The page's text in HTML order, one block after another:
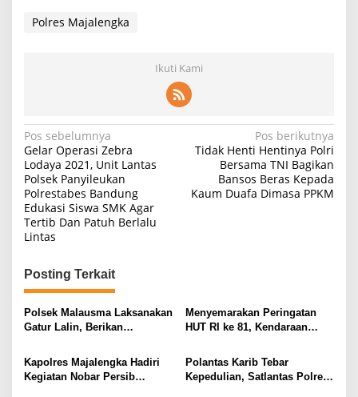
Polres Majalengka
Ikuti Kami
Navigasi
pos
Pos sebelumnya
Gelar Operasi Zebra
Lodaya 2021, Unit Lantas
Polsek Panyileukan
Polrestabes Bandung
Edukasi Siswa SMK Agar
Tertib Dan Patuh Berlalu
Lintas
Pos berikutnya
Tidak Henti Hentinya Polri
Bersama TNI Bagikan
Bansos Beras Kepada
Kaum Duafa Dimasa PPKM
Posting Terkait
Polsek Malausma Laksanakan
Gatur Lalin, Berikan
Bagi Pengguna Jalan
Menyemarakan Peringatan
HUT RI ke 81, Kendaraan
Dihiasi Merah Putih
Kapolres Majalengka Hadiri
Kegiatan Nobar Persib
Polantas Karib Tebar
Kepedulian, Satlantas Polres